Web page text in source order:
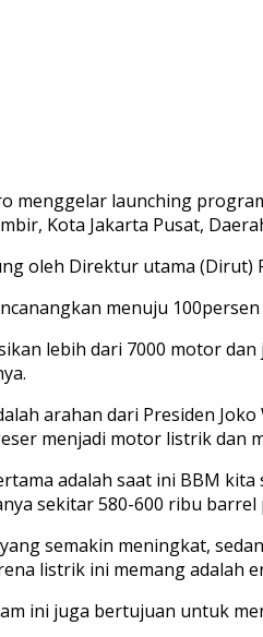
menggelar launching
Kota Jakarta Pusat,
oleh Direktur utama (Dirut)
menuju
lebih dari 7000 motor
arahan dari Presiden
menjadi motor listrik dan
adalah saat ini BBM
sekitar 580-600 ribu barrel
semakin meningkat,
listrik ini memang adalah
ini juga bertujuan untuk